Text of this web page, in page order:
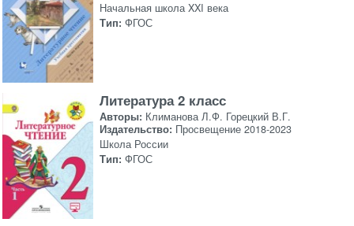
Начальная школа XXI века
Тип: ФГОС
Литература 2 класс
Авторы: Климанова Л.Ф. Горецкий В.Г.
Издательство: Просвещение 2018-2023
Школа России
Тип: ФГОС